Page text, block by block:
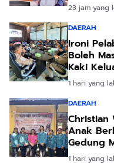
23 jam yang
DAERAH
Ironi
Boleh
Kaki
1 hari yang
DAERAH
Christian
Anak
Gedung
1 hari yang